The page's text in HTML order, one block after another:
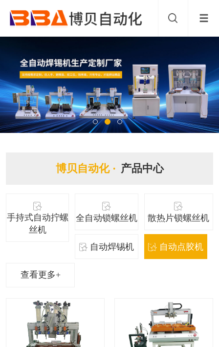
博贝自动化 · 产品中心
手持式自动拧螺
丝机
全自动锁螺丝机 散热片锁螺丝机
自动焊锡机 自动点胶机
查看更多+